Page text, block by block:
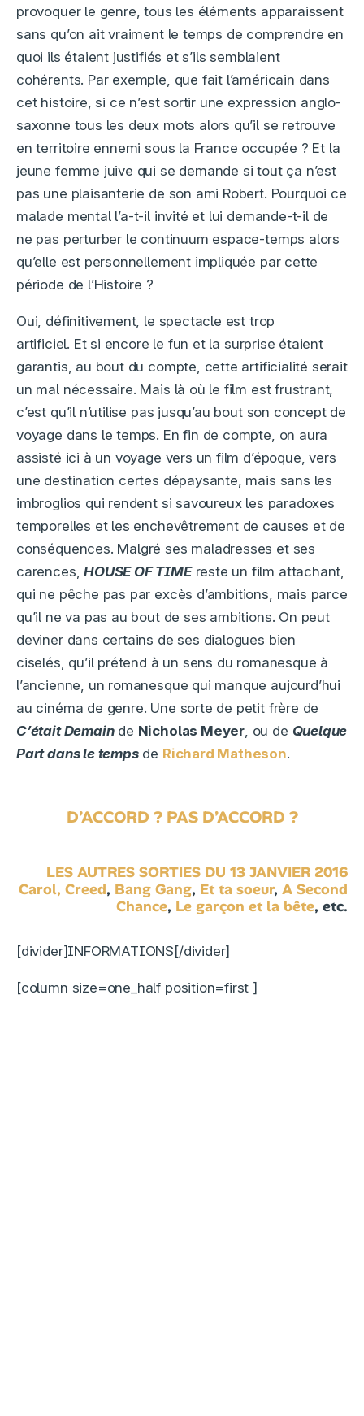
provoquer le genre, tous les éléments apparaissent
sans qu’on ait vraiment le temps de comprendre en
quoi ils étaient justifiés et s’ils semblaient
cohérents. Par exemple, que fait l’américain dans
cet histoire, si ce n’est sortir une expression anglo-
saxonne tous les deux mots alors qu’il se retrouve
en territoire ennemi sous la France occupée ? Et la
jeune femme juive qui se demande si tout ça n’est
pas une plaisanterie de son ami Robert. Pourquoi ce
malade mental l’a-t-il invité et lui demande-t-il de
ne pas perturber le continuum espace-temps alors
qu’elle est personnellement impliquée par cette
période de l’Histoire ?
Oui, définitivement, le spectacle est trop
artificiel. Et si encore le fun et la surprise étaient
garantis, au bout du compte, cette artificialité serait
un mal nécessaire. Mais là où le film est frustrant,
c’est qu’il n’utilise pas jusqu’au bout son concept de
voyage dans le temps. En fin de compte, on aura
assisté ici à un voyage vers un film d’époque, vers
une destination certes dépaysante, mais sans les
imbroglios qui rendent si savoureux les paradoxes
temporelles et les enchevêtrement de causes et de
conséquences. Malgré ses maladresses et ses
carences,HOUSE OF TIMEreste un film attachant,
qui ne pêche pas par excès d’ambitions, mais parce
qu’il ne va pas au bout de ses ambitions. On peut
deviner dans certains de ses dialogues bien
ciselés, qu’il prétend à un sens du romanesque à
l’ancienne, un romanesque qui manque aujourd’hui
au cinéma de genre. Une sorte de petit frère de
C’était Demainde Nicholas Meyer , ou de Quelque
Part dans le tempsde Richard Matheson.
D’ACCORD ? PAS D’ACCORD ?
LES AUTRES SORTIES DU 13 JANVIER 2016
Carol, Creed, Bang Gang, Et ta soeur, A Second
Chance, Le garçon et la bête, etc.
[divider]INFORMATIONS[/divider]
[column size=one_half position=first ]